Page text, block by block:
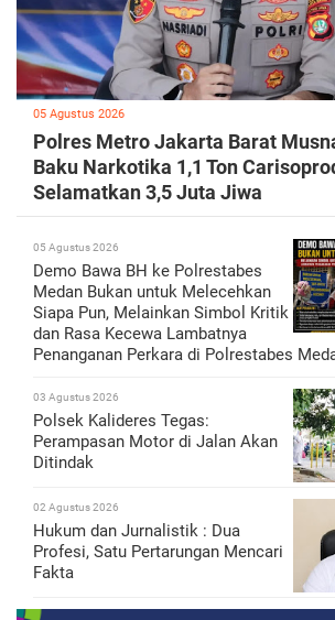
05 Agustus 2026
Polres Metro Jakarta Barat
Baku Narkotika 1,1 Ton
Selamatkan 3,5 Juta Jiwa
05 Agustus 2026
Demo Bawa BH ke Polrestabes
Medan Bukan untuk Melecehkan
Siapa Pun, Melainkan Simbol Kritik
dan Rasa Kecewa Lambatnya
Penanganan Perkara di Polrestabes
03 Agustus 2026
Polsek Kalideres Tegas:
Perampasan Motor di Jalan Akan
Ditindak
02 Agustus 2026
Hukum dan Jurnalistik : Dua
Profesi, Satu Pertarungan Mencari
Fakta